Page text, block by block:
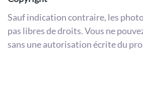
Sauf indication contraire, les
pas libres de droits. Vous ne
sans une autorisation écrite du